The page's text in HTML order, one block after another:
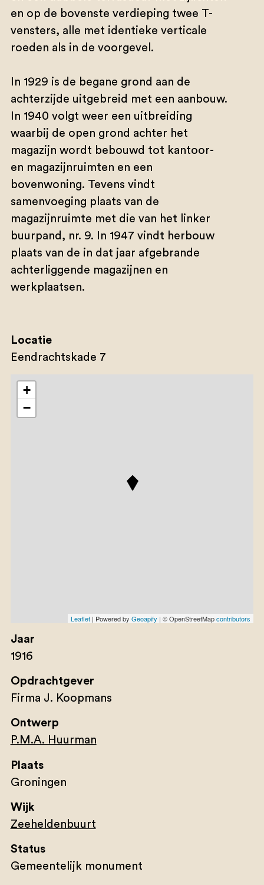
en op de bovenste verdieping twee T-
vensters, alle met identieke verticale
roeden als in de voorgevel.
In 1929 is de begane grond aan de
achterzijde uitgebreid met een aanbouw.
In 1940 volgt weer een uitbreiding
waarbij de open grond achter het
magazijn wordt bebouwd tot kantoor-
en magazijnruimten en een
bovenwoning. Tevens vindt
samenvoeging plaats van de
magazijnruimte met die van het linker
buurpand, nr. 9. In 1947 vindt herbouw
plaats van de in dat jaar afgebrande
achterliggende magazijnen en
werkplaatsen.
Locatie
Eendrachtskade 7
+
−
Leaflet | Powered byGeoapify | © OpenStreetMapcontributors
Jaar
1916
Opdrachtgever
Firma J. Koopmans
Ontwerp
P.M.A. Huurman
Plaats
Groningen
Wijk
Zeeheldenbuurt
Status
Gemeentelijk monument